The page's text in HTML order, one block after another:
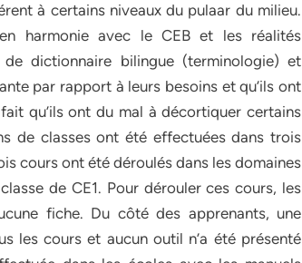
à certains niveaux du pulaar du milieu.
harmonie avec le CEB et les réalités
dictionnaire bilingue (terminologie) et
par rapport à leurs besoins et qu’ils ont
qu’ils ont du mal à décortiquer certains
de classes ont été effectuées dans trois
cours ont été déroulés dans les domaines
de CE1. Pour dérouler ces cours, les
fiche. Du côté des apprenants, une
les cours et aucun outil n’a été présenté